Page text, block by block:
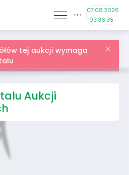
07.08.2026
03:36:35
tej aukcji wymaga
Aukcji